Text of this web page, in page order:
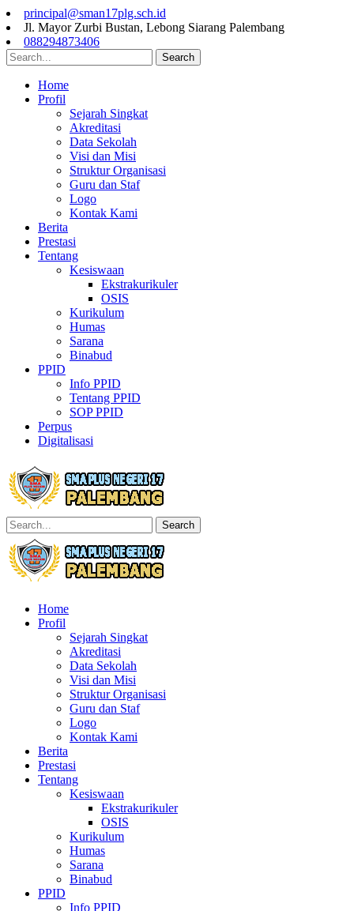
principal@sman17plg.sch.id
Jl. Mayor Zurbi Bustan, Lebong Siarang Palembang
088294873406
Search
Home
Profil
Sejarah Singkat
Akreditasi
Data Sekolah
Visi dan Misi
Struktur Organisasi
Guru dan Staf
Logo
Kontak Kami
Berita
Prestasi
Tentang
Kesiswaan
Ekstrakurikuler
OSIS
Kurikulum
Humas
Sarana
Binabud
PPID
Info PPID
Tentang PPID
SOP PPID
Perpus
Digitalisasi
Search
Home
Profil
Sejarah Singkat
Akreditasi
Data Sekolah
Visi dan Misi
Struktur Organisasi
Guru dan Staf
Logo
Kontak Kami
Berita
Prestasi
Tentang
Kesiswaan
Ekstrakurikuler
OSIS
Kurikulum
Humas
Sarana
Binabud
PPID
Info PPID